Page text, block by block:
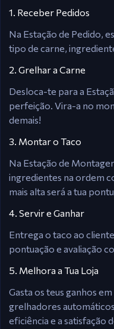
1. Receber Pedidos
Na Estação de Pedido,
tipo de carne,
2. Grelhar a Carne
Desloca-te para a
perfeição. Vira-a no
demais!
3. Montar o Taco
Na Estação de
ingredientes na ordem
mais alta será a tua
4. Servir e Ganhar
Entrega o taco ao
pontuação e avaliação
5. Melhora a Tua Loja
Gasta os teus ganhos
grelhadores
eficiência e a satisfação